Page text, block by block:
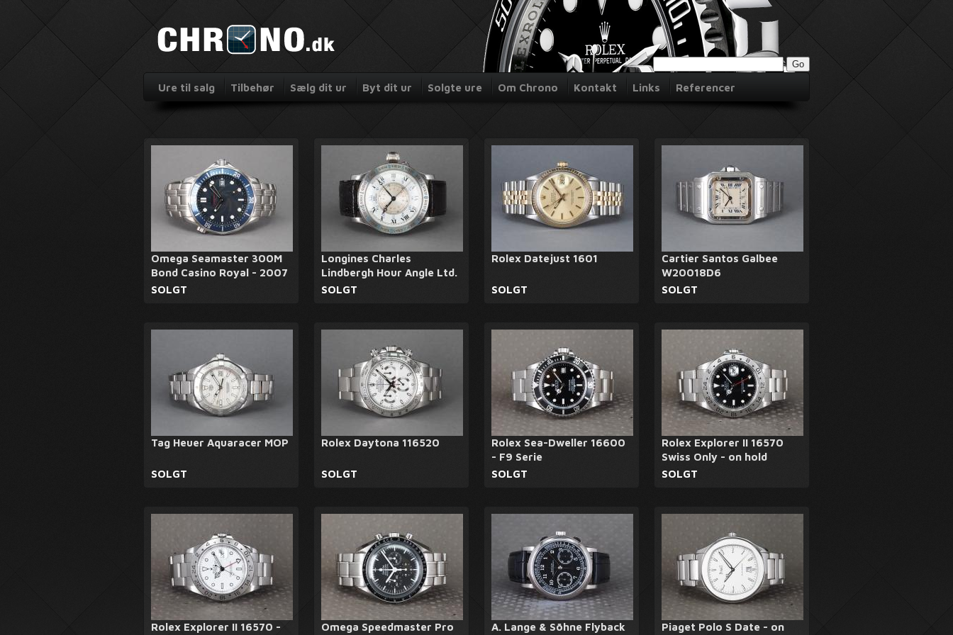
Ure til salg Tilbehør Sælg dit ur Byt dit ur Solgte ure Om Chrono Kontakt Links Referencer
Omega Seamaster 300M
Bond Casino Royal - 2007
SOLGT
Longines Charles
Lindbergh Hour Angle Ltd.
SOLGT
Rolex Datejust 1601
SOLGT
Cartier Santos Galbee
W20018D6
SOLGT
Tag Heuer Aquaracer MOP
SOLGT
Rolex Daytona 116520
SOLGT
Rolex Sea-Dweller 16600
- F9 Serie
SOLGT
Rolex Explorer II 16570
Swiss Only - on hold
SOLGT
Rolex Explorer II 16570 - Omega Speedmaster Pro A. Lange & Söhne Flyback Piaget Polo S Date - on